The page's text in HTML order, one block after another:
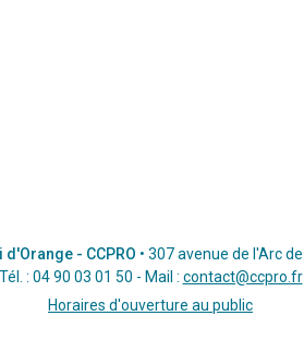
- CCPRO • 307 avenue de l'Arc
Tél. : 04 90 03 01 50 - Mail : contact@ccpro.fr
Horaires d'ouverture au public